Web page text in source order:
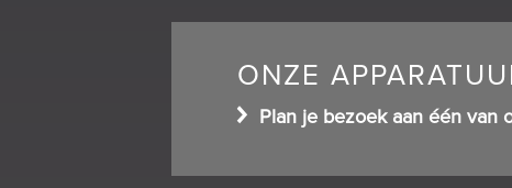
ONZE
Plan je bezoek aan één van